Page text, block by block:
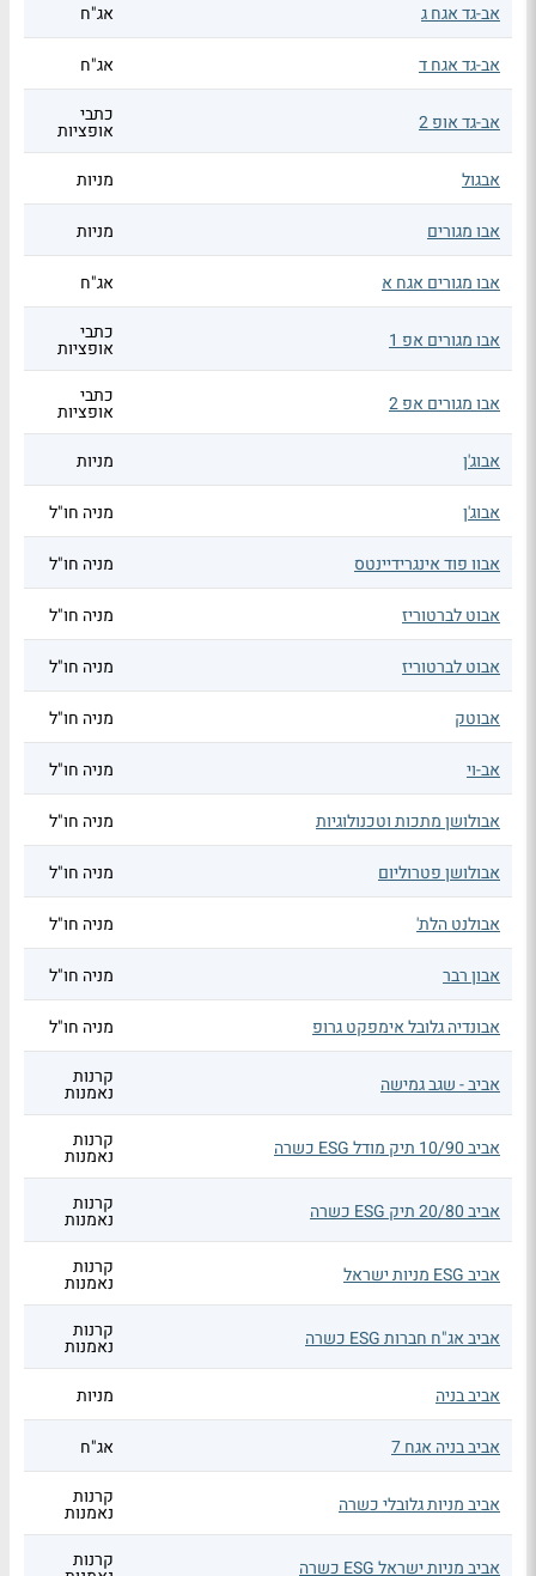
אב-גד אגח ג אג"ח
אב-גד אגח ד אג"ח
אב-גד אופ 2 כתבי
אופציות
אבגול
מניות
אבו מגורים מניות
אבו מגורים אגח א אג"ח
אבו מגורים אפ 1 כתבי
אופציות
אבו מגורים אפ 2 כתבי
אופציות
אבוג'ן
מניות
אבוג'ן מניה חו"ל
אבוו פוד אינגרידיינטס מניה חו"ל
אבוט לברטוריז מניה חו"ל
אבוט לברטוריז מניה חו"ל
אבוטק מניה חו"ל
אב-וי מניה חו"ל
אבולושן מתכות וטכנולוגיות מניה חו"ל
אבולושן פטרוליום מניה חו"ל
אבולנט הלת' מניה חו"ל
אבון רבר מניה חו"ל
אבונדיה גלובל אימפקט גרופ מניה חו"ל
אביב - שגב גמישה קרנות
נאמנות
אביב 10/90 תיק מודל ESG כשרה קרנות
נאמנות
אביב 20/80 תיק ESG כשרה קרנות
נאמנות
אביב ESG מניות ישראל קרנות
נאמנות
אביב אג"ח חברות ESG כשרה קרנות
נאמנות
אביב בניה
מניות
אביב בניה אגח 7 אג"ח
אביב מניות גלובלי כשרה קרנות
נאמנות
אביב מניות ישראל ESG כשרה קרנות